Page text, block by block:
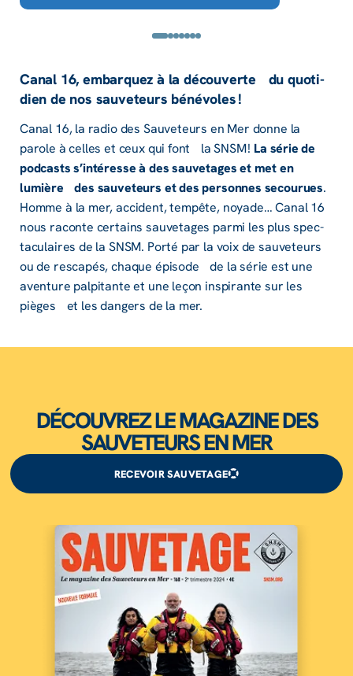
nique et poissons volants. Magique !
Canal 16, embarquez à la décou­verte du quoti­
dien de nos sauve­teurs béné­voles !
Canal 16, la radio des Sauve­teurs en Mer donne la
parole à celles et ceux qui font la SNSM ! La série de
podcasts s’in­té­resse à des sauve­tages et met en
lumière des sauve­teurs et des personnes secou­rues.
Homme à la mer, acci­dent, tempête, noya­de… Canal 16
nous raconte certains sauve­tages parmi les plus spec­
ta­cu­laires de la SNSM. Porté par la voix de sauve­teurs
ou de resca­pés, chaque épisode de la série est une
aven­ture palpi­tante et une leçon inspi­rante sur les
pièges et les dangers de la mer.
DÉCOUVREZ LE MAGAZINE DES
SAUVETEURS EN MER
RECEVOIR SAUVETAGE